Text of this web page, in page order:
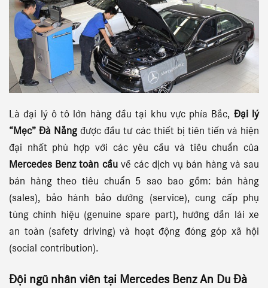
Là đại lý ô tô lớn hàng đầu tại khu vực phía Bắc, Đại lý
“Mẹc” Đà Nẵngđược đầu tư các thiết bị tiên tiến và hiện
đại nhất phù hợp với các yêu cầu và tiêu chuẩn của
Mercedes Benz toàn cầuvề các dịch vụ bán hàng và sau
bán hàng theo tiêu chuẩn 5 sao bao gồm: bán hàng
(sales), bảo hành bảo dưỡng (service), cung cấp phụ
tùng chính hiệu (genuine spare part), hướng dẫn lái xe
an toàn (safety driving) và hoạt động đóng góp xã hội
(social contribution).
Đội ngũ nhân viên tại Mercedes Benz An Du Đà